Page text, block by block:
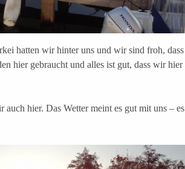
hatten wir hinter uns und wir sind froh, dass
hier gebraucht und alles ist gut, dass wir hier
hier. Das Wetter meint es gut mit uns – es